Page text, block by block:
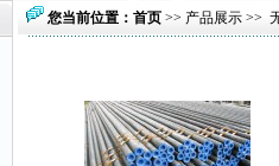
您当前位置： 首页 >> 产品展示 >>